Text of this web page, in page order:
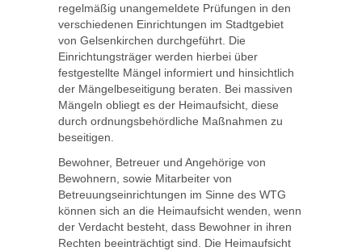
regelmäßig unangemeldete Prüfungen in den
verschiedenen Einrichtungen im Stadtgebiet
von Gelsenkirchen durchgeführt. Die
Einrichtungsträger werden hierbei über
festgestellte Mängel informiert und hinsichtlich
der Mängelbeseitigung beraten. Bei massiven
Mängeln obliegt es der Heimaufsicht, diese
durch ordnungsbehördliche Maßnahmen zu
beseitigen.
Bewohner, Betreuer und Angehörige von
Bewohnern, sowie Mitarbeiter von
Betreuungseinrichtungen im Sinne des WTG
können sich an die Heimaufsicht wenden, wenn
der Verdacht besteht, dass Bewohner in ihren
Rechten beeinträchtigt sind. Die Heimaufsicht